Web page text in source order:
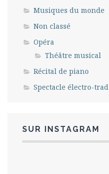
Musiques du monde
Non classé
Opéra
Théâtre musical
Récital de piano
Spectacle électro-trad
SUR INSTAGRAM